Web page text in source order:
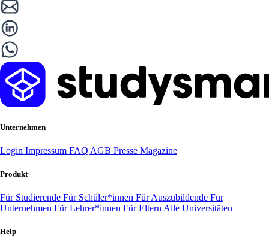
Unternehmen
Login Impressum FAQ AGB Presse Magazine
Produkt
Für Studierende Für Schüler*innen Für Auszubildende Für
Unternehmen Für Lehrer*innen Für Eltern Alle Universitäten
Help